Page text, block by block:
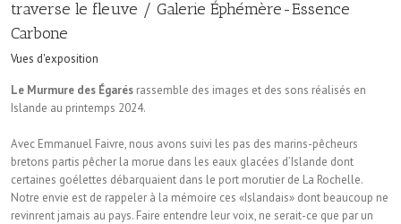
traverse le fleuve / Galerie Éphémère-Essence
Carbone
Vues d'exposition
Le Murmure des Égarés rassemble des images et des sons réalisés en
Islande au printemps 2024.
Avec Emmanuel Faivre, nous avons suivi les pas des marins-pêcheurs
bretons partis pêcher la morue dans les eaux glacées d’Islande dont
certaines goélettes débarquaient dans le port morutier de La Rochelle.
Notre envie est de rappeler à la mémoire ces «Islandais» dont beaucoup ne
revinrent jamais au pays. Faire entendre leur voix, ne serait-ce que par un